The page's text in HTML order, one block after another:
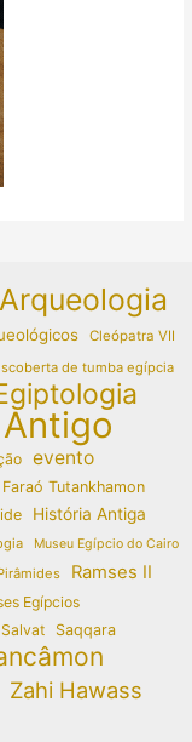
Arqueologia
Cleópatra VII
de tumba egípcia
evento
Faraó Tutankhamon
História Antiga
Museu Egípcio do Cairo
Ramses II
Egípcios
Saqqara
Zahi Hawass